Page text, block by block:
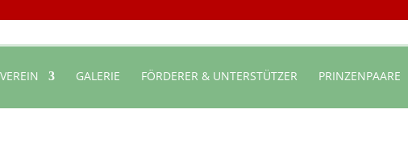
VEREIN GALERIE FÖRDERER & UNTERSTÜTZER PRINZENPAARE